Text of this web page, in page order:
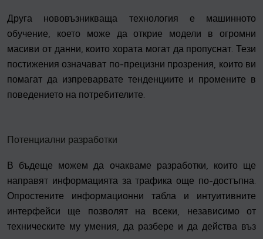
Друга нововъзникваща технология е машинното
обучение, което може да открие модели в огромни
масиви от данни, които хората могат да пропуснат. Тези
постижения означават по-прецизни прозрения, които ви
помагат да изпреварвате тенденциите и промените в
поведението на потребителите.
Потенциални разработки
В бъдеще можем да очакваме разработки, които ще
направят информацията за трафика още по-достъпна.
Опростените информационни табла и интуитивните
интерфейси ще позволят на всеки, независимо от
техническите му умения, да разбере и да действа въз